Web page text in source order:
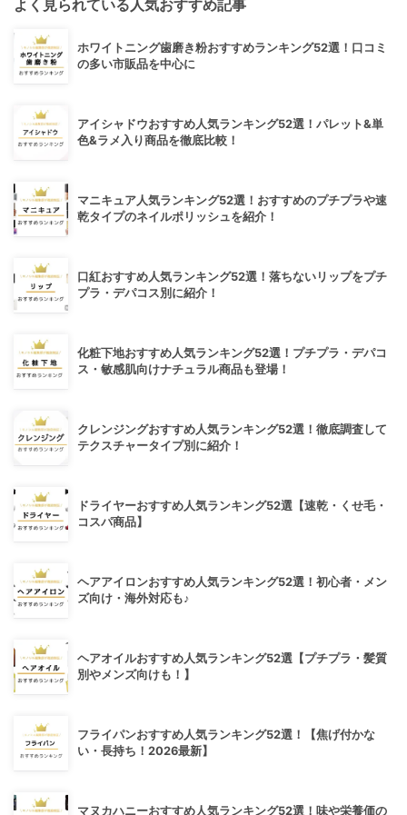
よく見られている人気おすすめ記事
ホワイトニング歯磨き粉おすすめランキング52選！口コミ
の多い市販品を中心に
アイシャドウおすすめ人気ランキング52選！パレット&単
色&ラメ入り商品を徹底比較！
マニキュア人気ランキング52選！おすすめのプチプラや速
乾タイプのネイルポリッシュを紹介！
口紅おすすめ人気ランキング52選！落ちないリップをプチ
プラ・デパコス別に紹介！
化粧下地おすすめ人気ランキング52選！プチプラ・デパコ
ス・敏感肌向けナチュラル商品も登場！
クレンジングおすすめ人気ランキング52選！徹底調査して
テクスチャータイプ別に紹介！
ドライヤーおすすめ人気ランキング52選【速乾・くせ毛・
コスパ商品】
ヘアアイロンおすすめ人気ランキング52選！初心者・メン
ズ向け・海外対応も♪
ヘアオイルおすすめ人気ランキング52選【プチプラ・髪質
別やメンズ向けも！】
フライパンおすすめ人気ランキング52選！【焦げ付かな
い・長持ち！2026最新】
マヌカハニーおすすめ人気ランキング52選！味や栄養価の